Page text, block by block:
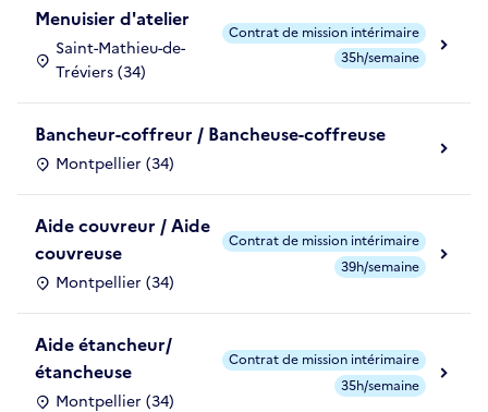
Menuisier d'atelier
Saint-Mathieu-de-
Tréviers (34)
Contrat de mission intérimaire
35h/semaine
Bancheur-coffreur / Bancheuse-coffreuse
Montpellier (34)
Aide couvreur / Aide
couvreuse
Montpellier (34)
Contrat de mission intérimaire
39h/semaine
Aide étancheur/
étancheuse
Montpellier (34)
Contrat de mission intérimaire
35h/semaine